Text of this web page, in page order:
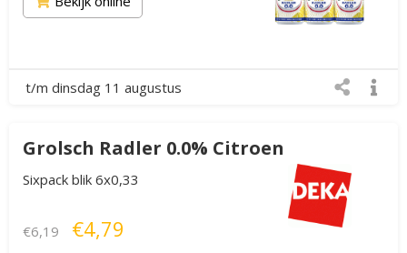
t/m dinsdag 11 augustus
Grolsch Radler 0.0% Citroen
Sixpack blik 6x0,33
€6,19 €4,79